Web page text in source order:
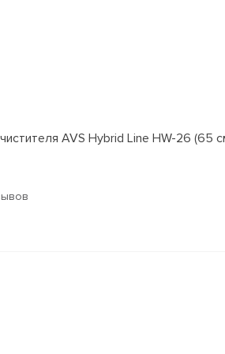
AVS Hybrid Line HW-26 (65